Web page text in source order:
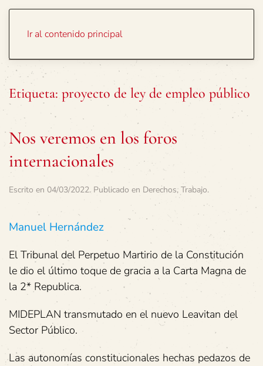
Ir al contenido principal
Etiqueta: proyecto de ley de empleo público
Nos veremos en los foros
internacionales
Escrito en 04/03/2022. Publicado en Derechos, Trabajo.
Manuel Hernández
El Tribunal del Perpetuo Martirio de la Constitución
le dio el último toque de gracia a la Carta Magna de
la 2* Republica.
MIDEPLAN transmutado en el nuevo Leavitan del
Sector Público.
Las autonomías constitucionales hechas pedazos de